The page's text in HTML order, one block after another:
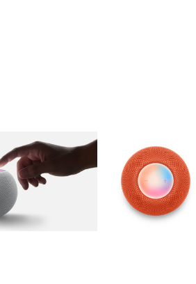
图库 图像 图库 图像